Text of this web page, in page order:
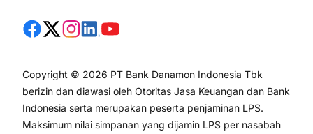
Copyright © 2026 PT Bank Danamon Indonesia Tbk
berizin dan diawasi oleh Otoritas Jasa Keuangan dan Bank
Indonesia serta merupakan peserta penjaminan LPS.
Maksimum nilai simpanan yang dijamin LPS per nasabah